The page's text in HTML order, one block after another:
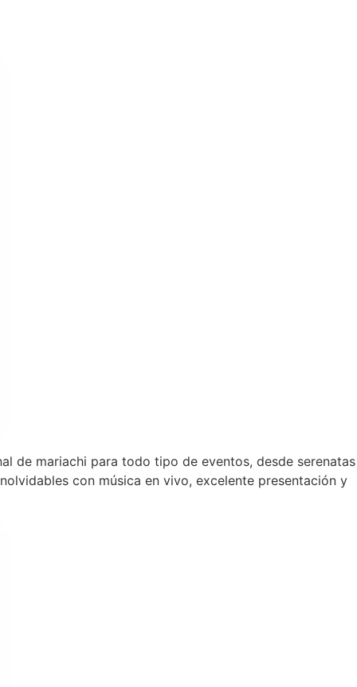
de mariachi para todo tipo de eventos, desde serenatas
con música en vivo, excelente presentación y